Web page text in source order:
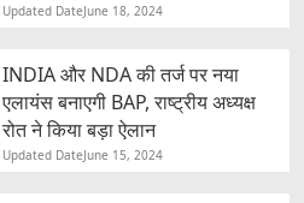
Updated DateJune 18, 2024
INDIA और NDA की तर्ज पर नया
एलायंस बनाएगी BAP, राष्ट्रीय अध्यक्ष
रोत ने किया बड़ा ऐलान
Updated DateJune 15, 2024